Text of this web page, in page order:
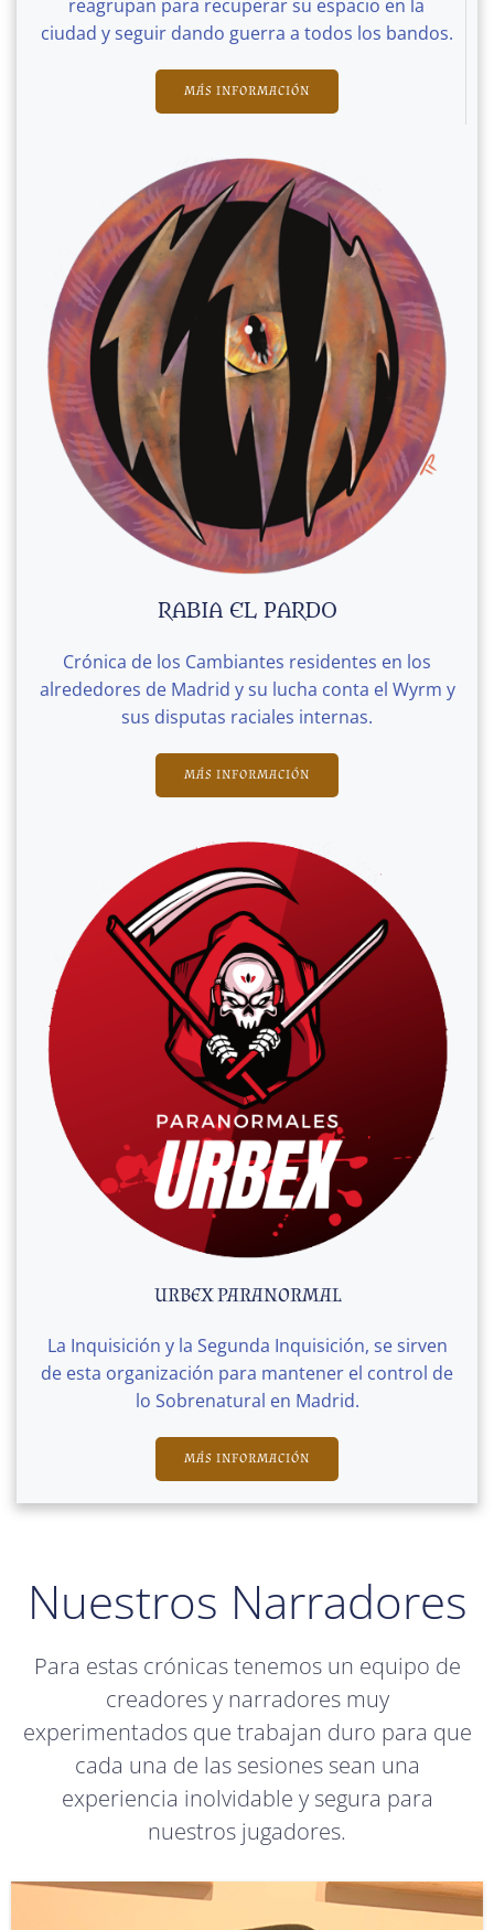
reagrupan para recuperar su espacio en la
ciudad y seguir dando guerra a todos los bandos.
MÁS INFORMACIÓN
RABIA EL PARDO
Crónica de los Cambiantes residentes en los
alrededores de Madrid y su lucha conta el Wyrm y
sus disputas raciales internas.
MÁS INFORMACIÓN
URBEX PARANORMAL
La Inquisición y la Segunda Inquisición, se sirven
de esta organización para mantener el control de
lo Sobrenatural en Madrid.
MÁS INFORMACIÓN
Nuestros Narradores
Para estas crónicas tenemos un equipo de
creadores y narradores muy
experimentados que trabajan duro para que
cada una de las sesiones sean una
experiencia inolvidable y segura para
nuestros jugadores.